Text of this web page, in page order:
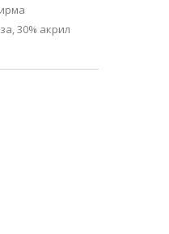
30% акрил